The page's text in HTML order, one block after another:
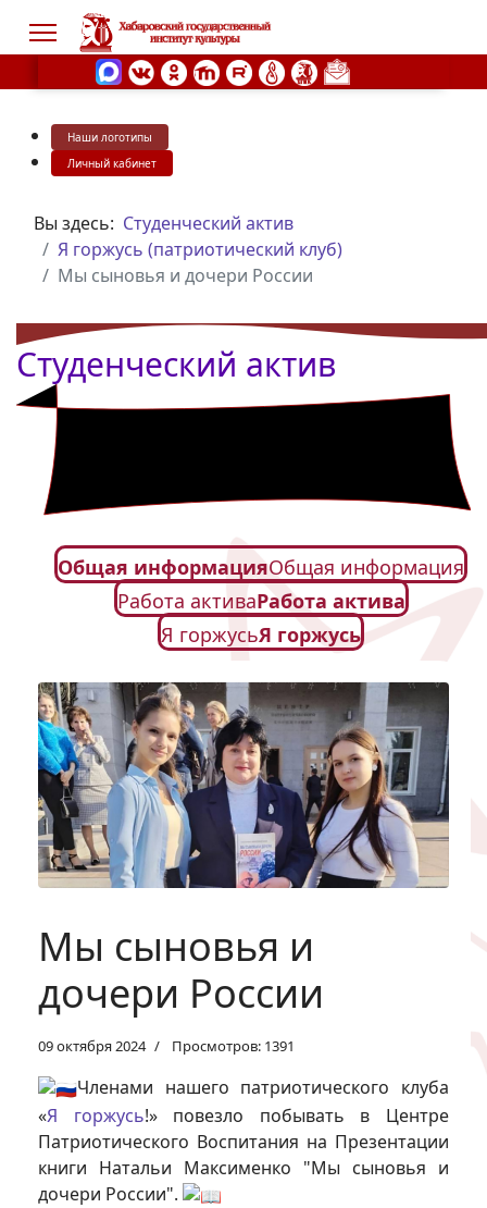
Наши логотипы
Личный кабинет
Вы здесь: Студенческий актив
Я горжусь (патриотический клуб)
Мы сыновья и дочери России
Студенческий актив
Общая информацияОбщая информация
Работа активаРабота актива
Я горжусьЯ горжусь
Мы сыновья и
дочери России
09 октября 2024 Просмотров: 1391
Членами нашего патриотического клуба
«Я горжусь!» повезло побывать в Центре
Патриотического Воспитания на Презентации
книги Натальи Максименко "Мы сыновья и
дочери России".